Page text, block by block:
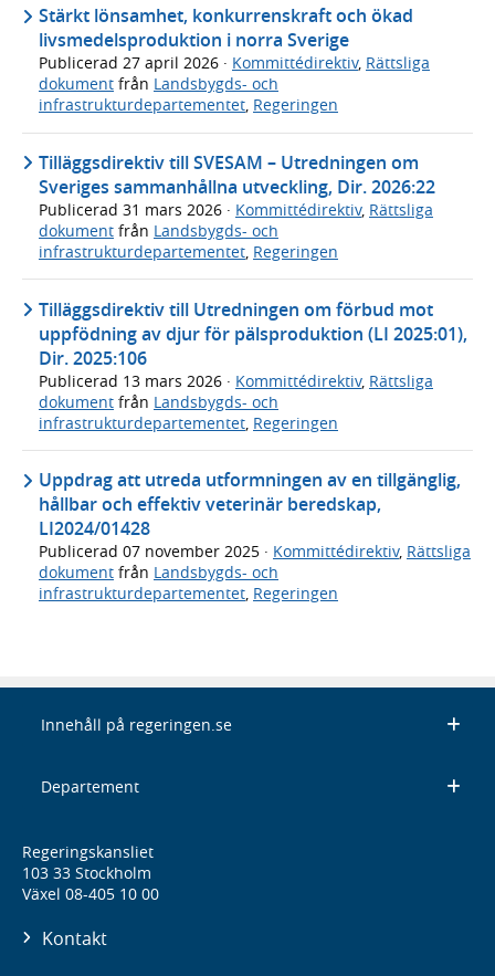
Stärkt lönsamhet, konkurrenskraft och ökad
livsmedelsproduktion i norra Sverige
Publicerad 27 april 2026 · Kommittédirektiv, Rättsliga
dokument från Landsbygds- och
infrastrukturdepartementet, Regeringen
Tilläggsdirektiv till SVESAM – Utredningen om
Sveriges sammanhållna utveckling, Dir. 2026:22
Publicerad 31 mars 2026 · Kommittédirektiv, Rättsliga
dokument från Landsbygds- och
infrastrukturdepartementet, Regeringen
Tilläggsdirektiv till Utredningen om förbud mot
uppfödning av djur för pälsproduktion (LI 2025:01),
Dir. 2025:106
Publicerad 13 mars 2026 · Kommittédirektiv, Rättsliga
dokument från Landsbygds- och
infrastrukturdepartementet Regeringen
Uppdrag att utreda utformningen av en tillgänglig,
hållbar och effektiv veterinär beredskap,
LI2024/01428
Publicerad 07 november 2025 · Kommittédirektiv, Rättsliga
dokument från Landsbygds- och
infrastrukturdepartementet, Regeringen
Innehåll på regeringen.se
Departement
Regeringskansliet
103 33 Stockholm
Växel 08-405 10 00
Kontakt